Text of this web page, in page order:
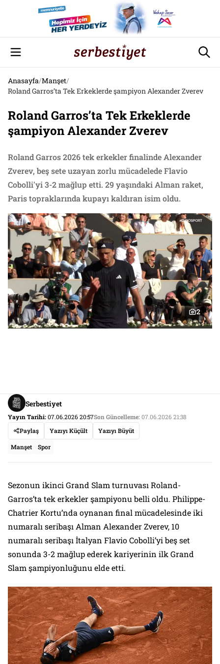
Anasayfa/Manşet/
Roland Garros’ta Tek Erkeklerde şampiyon Alexander Zverev
Roland Garros’ta Tek Erkeklerde
şampiyon Alexander Zverev
Roland Garros 2026 tek erkekler finalinde Alexander
Zverev, beş sete uzayan zorlu mücadelede Flavio
Cobolli'yi 3-2 mağlup etti. 29 yaşındaki Alman raket,
Paris topraklarında kupayı kaldıran isim oldu.
2
Serbestiyet
Yayın Tarihi:07.06.2026 20:57Son Güncelleme:07.06.2026 21:38
Paylaş
Yazıyı Küçült Yazıyı Büyüt
Manşet Spor
Sezonun ikinci Grand Slam turnuvası Roland-
Garros’ta tek erkekler şampiyonu belli oldu. Philippe-
Chatrier Kortu’nda oynanan final mücadelesinde iki
numaralı seribaşı Alman Alexander Zverev, 10
numaralı seribaşı İtalyan Flavio Cobolli’yi beş set
sonunda 3-2 mağlup ederek kariyerinin ilk Grand
Slam şampiyonluğunu elde etti.